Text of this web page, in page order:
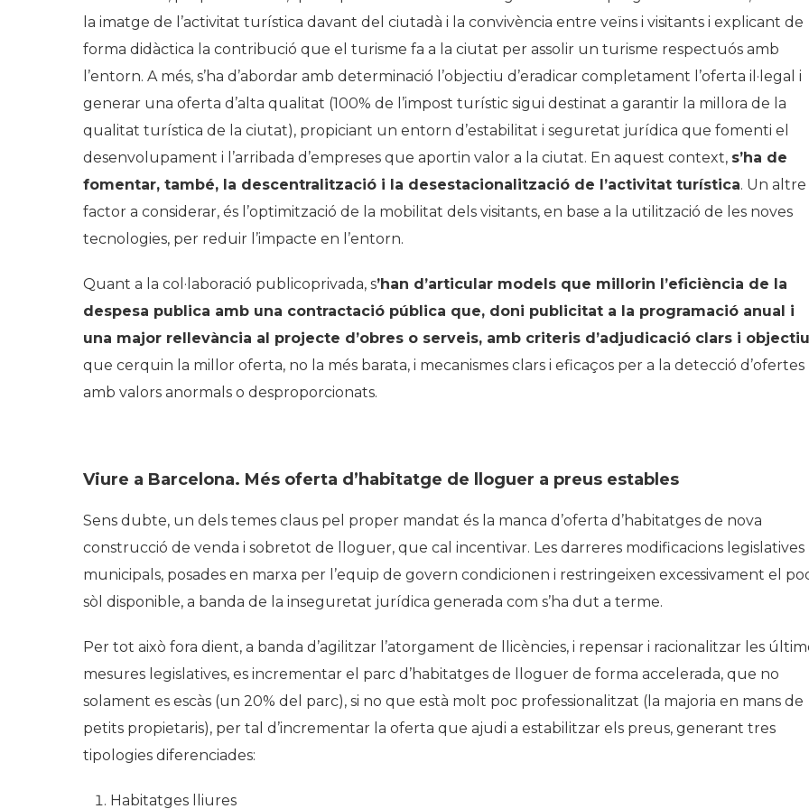
la imatge de l’activitat turística davant del ciutadà i la convivència entre veïns i visitants i explicant de
forma didàctica la contribució que el turisme fa a la ciutat per assolir un turisme respectuós amb
l’entorn. A més, s’ha d’abordar amb determinació l’objectiu d’eradicar completament l’oferta il·legal i
generar una oferta d’alta qualitat (100% de l’impost turístic sigui destinat a garantir la millora de la
qualitat turística de la ciutat), propiciant un entorn d’estabilitat i seguretat jurídica que fomenti el
desenvolupament i l’arribada d’empreses que aportin valor a la ciutat. En aquest context, s’ha de
fomentar, també, la descentralització i la desestacionalització de l’activitat turística. Un altre
factor a considerar, és l’optimització de la mobilitat dels visitants, en base a la utilització de les noves
tecnologies, per reduir l’impacte en l’entorn.
Quant a la col·laboració publicoprivada, s’han d’articular models que millorin l’eficiència de la
despesa publica amb una contractació pública que, doni publicitat a la programació anual i
una major rellevància al projecte d’obres o serveis, amb criteris d’adjudicació clars i
que cerquin la millor oferta, no la més barata, i mecanismes clars i eficaços per a la detecció d’ofertes
amb valors anormals o desproporcionats.
Viure a Barcelona. Més oferta d’habitatge de lloguer a preus estables
Sens dubte, un dels temes claus pel proper mandat és la manca d’oferta d’habitatges de nova
construcció de venda i sobretot de lloguer, que cal incentivar. Les darreres modificacions legislatives
municipals, posades en marxa per l’equip de govern condicionen i restringeixen excessivament el
sòl disponible, a banda de la inseguretat jurídica generada com s’ha dut a terme.
Per tot això fora dient, a banda d’agilitzar l’atorgament de llicències, i repensar i racionalitzar les
mesures legislatives, es incrementar el parc d’habitatges de lloguer de forma accelerada, que no
solament es escàs (un 20% del parc), si no que està molt poc professionalitzat (la majoria en mans de
petits propietaris), per tal d’incrementar la oferta que ajudi a estabilitzar els preus, generant tres
tipologies diferenciades:
Habitatges lliures